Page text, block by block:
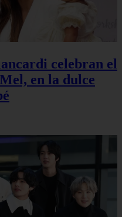
celebran el
en la dulce